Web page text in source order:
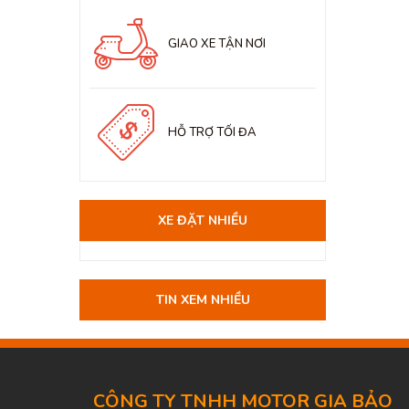
GIAO XE TẬN NƠI
HỖ TRỢ TỐI ĐA
XE ĐẶT NHIỀU
TIN XEM NHIỀU
CÔNG TY TNHH MOTOR GIA BẢO